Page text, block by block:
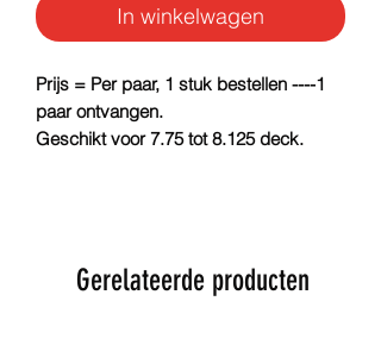
In winkelwagen
Prijs = Per paar, 1 stuk bestellen ----1
paar ontvangen.
Geschikt voor 7.75 tot 8.125 deck.
Gerelateerde producten